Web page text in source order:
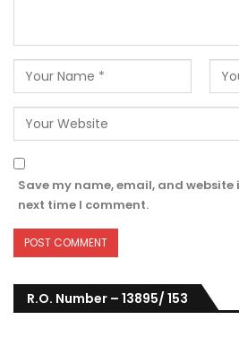
Save my name, email, and
next time I comment.
R.O. Number – 13895/ 153